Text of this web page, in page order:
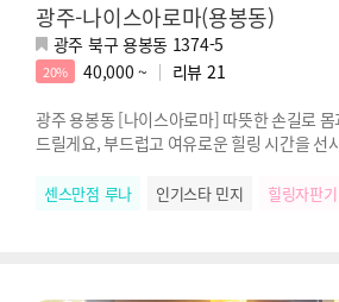
광주-나이스아로마(용봉동)
광주 북구 용봉동 1374-5
20% 40,000 ~ 리뷰 21
광주 용봉동 [나이스아로마] 따뜻한 손길로
드릴게요, 부드럽고 여유로운 힐링 시간을 선
센스만점 루나 인기스타 민지 힐링자판